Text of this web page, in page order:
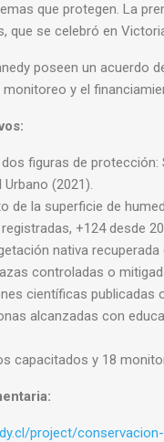
que protegen. La
que se celebró en
poseen un acuerdo
y el
figuras de protección:
(2021).
la superficie de
+124 desde
nativa recuperada
controladas o
científicas publicadas
alcanzadas con
capacitados y 18
project/